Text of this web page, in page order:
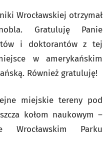
Wrocławskiej otrzymał
Gratuluję Panie
i doktorantów z tej
w amerykańskim
Również gratuluję!
miejskie tereny pod
kołom naukowym –
Parku